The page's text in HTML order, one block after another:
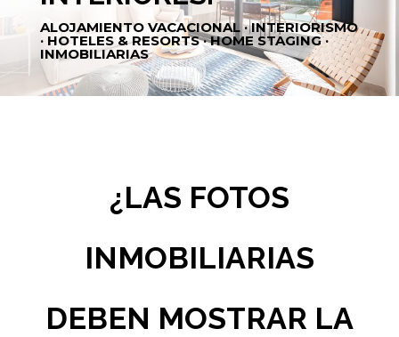
ALOJAMIENTO VACACIONAL · INTERIORISMO
· HOTELES & RESORTS · HOME STAGING ·
INMOBILIARIAS
¿LAS FOTOS
INMOBILIARIAS
DEBEN MOSTRAR LA